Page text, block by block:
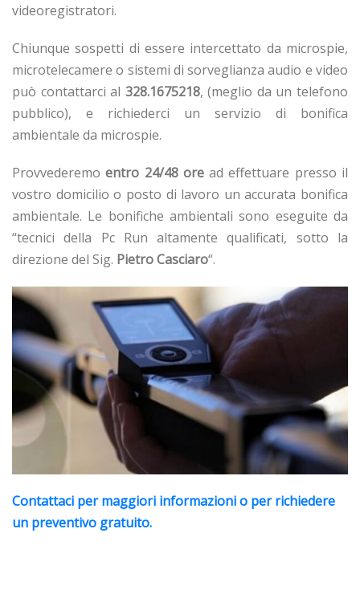
videoregistratori.
Chiunque sospetti di essere intercettato da microspie,
microtelecamere o sistemi di sorveglianza audio e video
può contattarci al 328.1675218, (meglio da un telefono
pubblico), e richiederci un servizio di bonifica
ambientale da microspie.
Provvederemoentro 24/48 oread effettuare presso il
vostro domicilio o posto di lavoro un accurata bonifica
ambientale. Le bonifiche ambientali sono eseguite da
“tecnici della Pc Run altamente qualificati, sotto la
direzione del Sig. Pietro Casciaro“.
Contattaci per maggiori informazioni o per richiedere
un preventivo gratuito.